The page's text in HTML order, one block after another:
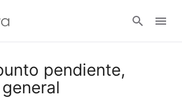
pendiente,